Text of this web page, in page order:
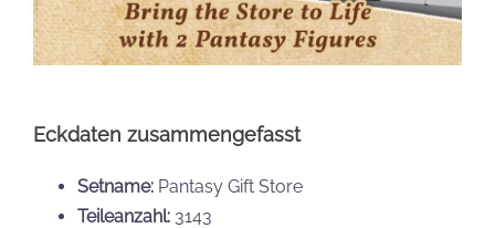
Eckdaten zusammengefasst
Setname: Pantasy Gift Store
Teileanzahl: 3143